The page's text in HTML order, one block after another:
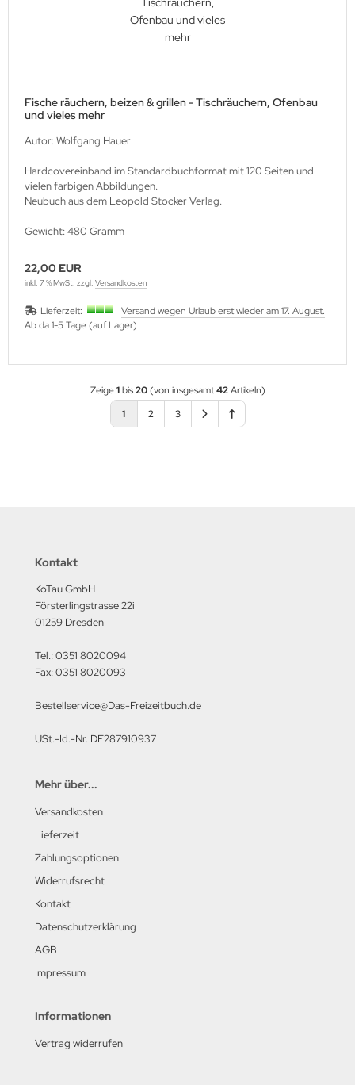
Fische räuchern, beizen & grillen - Tischräuchern, Ofenbau
und vieles mehr
Autor: Wolfgang Hauer
Hardcovereinband im Standardbuchformat mit 120 Seiten und
vielen farbigen Abbildungen.
Neubuch aus dem Leopold Stocker Verlag.
Gewicht: 480 Gramm
22,00 EUR
inkl. 7 % MwSt. zzgl. Versandkosten
Lieferzeit:
Versand wegen Urlaub erst wieder am 17. August.
Ab da 1-5 Tage (auf Lager)
Zeige1bis20(von insgesamt42Artikeln)
1
2 3
Kontakt
KoTau GmbH
Försterlingstrasse 22i
01259 Dresden
Tel.: 0351 8020094
Fax: 0351 8020093
Bestellservice@Das-Freizeitbuch.de
USt.-Id.-Nr. DE287910937
Mehr über...
Versandkosten
Lieferzeit
Zahlungsoptionen
Widerrufsrecht
Kontakt
Datenschutzerklärung
AGB
Impressum
Informationen
Vertrag widerrufen